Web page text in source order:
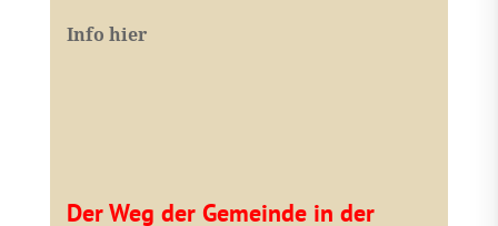
Info hier
Der Weg der Gemeinde in der